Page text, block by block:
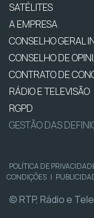
SATÉLITES
A EMPRESA
CONSELHO GERAL
CONSELHO DE
CONTRATO DE
RÁDIO E TELEVISÃO
RGPD
GESTÃO DAS
POLÍTICA DE
CONDIÇÕES |
© RTP, Rádio e